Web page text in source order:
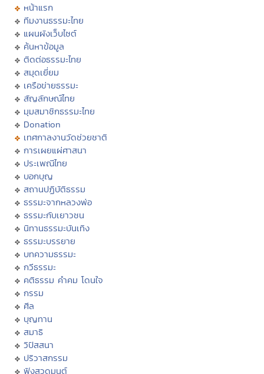
หน้าแรก
ทีมงานธรรมะไทย
แผนผังเว็บไซต์
ค้นหาข้อมูล
ติดต่อธรรมะไทย
สมุดเยี่ยม
เครือข่ายธรรมะ
สัญลักษณ์ไทย
มุมสมาชิกธรรมะไทย
Donation
เทศกาลงานวัดช่วยชาติ
การเผยแผ่ศาสนา
ประเพณีไทย
บอกบุญ
สถานปฏิบัติธรรม
ธรรมะจากหลวงพ่อ
ธรรมะกับเยาวชน
นิทานธรรมะบันเทิง
ธรรมะบรรยาย
บทความธรรมะ
กวีธรรมะ
คติธรรม คำคม โดนใจ
กรรม
ศีล
บุญทาน
สมาธิ
วิปัสสนา
ปริวาสกรรม
ฟังสวดมนต์